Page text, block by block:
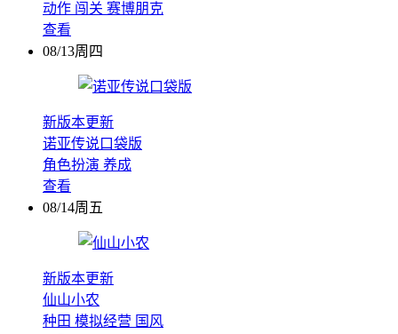
动作 闯关 赛博朋克
查看
08/13周四
新版本更新
诺亚传说口袋版
角色扮演 养成
查看
08/14周五
新版本更新
仙山小农
种田 模拟经营 国风